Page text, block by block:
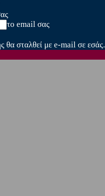
το email σας
θα σταλθεί με e-mail σε εσάς.